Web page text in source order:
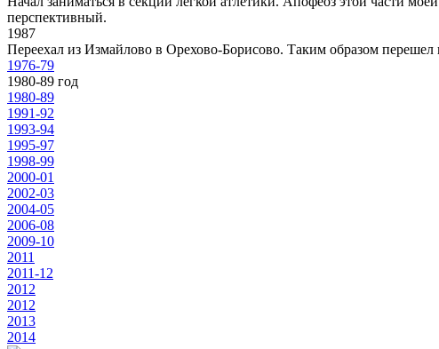
перспективный.
1987
Переехал из Измайлово в Орехово-Борисово. Таким образом
1976-79
1980-89 год
1980-89
1991-92
1993-94
1995-97
1998-99
2000-01
2002-03
2004-05
2006-08
2009-10
2011
2011-12
2012
2012
2013
2014